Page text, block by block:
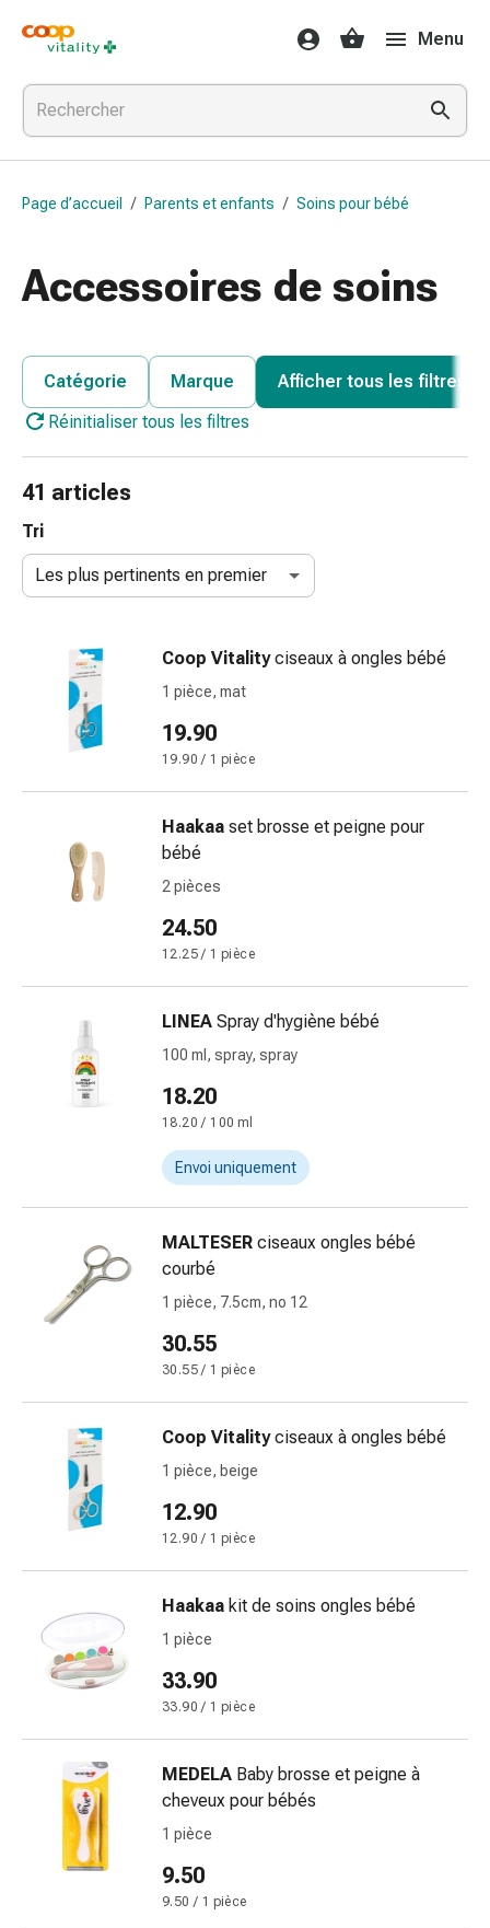
Médicaments
et
santé
Grippe
et
Refroidissement
pour
Médicaments
grippe
le
Toux
et
accessoires
Mouchoirs
papier
Soins
brûlures
Bandes
Compresses
Pansements
pour
doigts
Pansements
de
Gazes
Bandes
Bandes
pansement,
tapes
accessoires
Pansements
tubulaires
filets
Matériel
de
pansement
Brûlures
coups
soleil
Menu
Page d’accueil / Parents et enfants / Soins pour bébé
Accessoires de soins
Catégorie Marque
Afficher tous les filtres
Réinitialiser tous les filtres
41 articles
Tri
Les plus pertinents en premier
Coop Vitality ciseaux à ongles bébé
1 pièce, mat
19.90
19.90 / 1 pièce
Haakaa set brosse et peigne pour
bébé
2 pièces
24.50
12.25 / 1 pièce
LINEA Spray d'hygiène bébé
100 ml, spray, spray
18.20
18.20 / 100 ml
Envoi uniquement
MALTESER ciseaux ongles bébé
courbé
1 pièce, 7.5cm, no 12
30.55
30.55 / 1 pièce
Coop Vitality ciseaux à ongles bébé
1 pièce, beige
12.90
12.90 / 1 pièce
Haakaa kit de soins ongles bébé
1 pièce
33.90
33.90 / 1 pièce
MEDELA Baby brosse et peigne à
cheveux pour bébés
1 pièce
9.50
9.50 / 1 pièce